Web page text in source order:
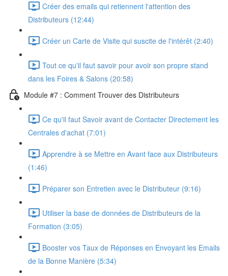
Créer des emails qui retiennent l'attention des
Distributeurs (12:44)
Créer un Carte de Visite qui suscite de l'intérêt (2:40)
Tout ce qu'il faut savoir pour avoir son propre stand
dans les Foires & Salons (20:58)
Module #7 : Comment Trouver des Distributeurs
Ce qu'il faut Savoir avant de Contacter Directement les
Centrales d'achat (7:01)
Apprendre à se Mettre en Avant face aux Distributeurs
(1:46)
Préparer son Entretien avec le Distributeur (9:16)
Utiliser la base de données de Distributeurs de la
Formation (3:05)
Booster vos Taux de Réponses en Envoyant les Emails
de la Bonne Manière (5:34)